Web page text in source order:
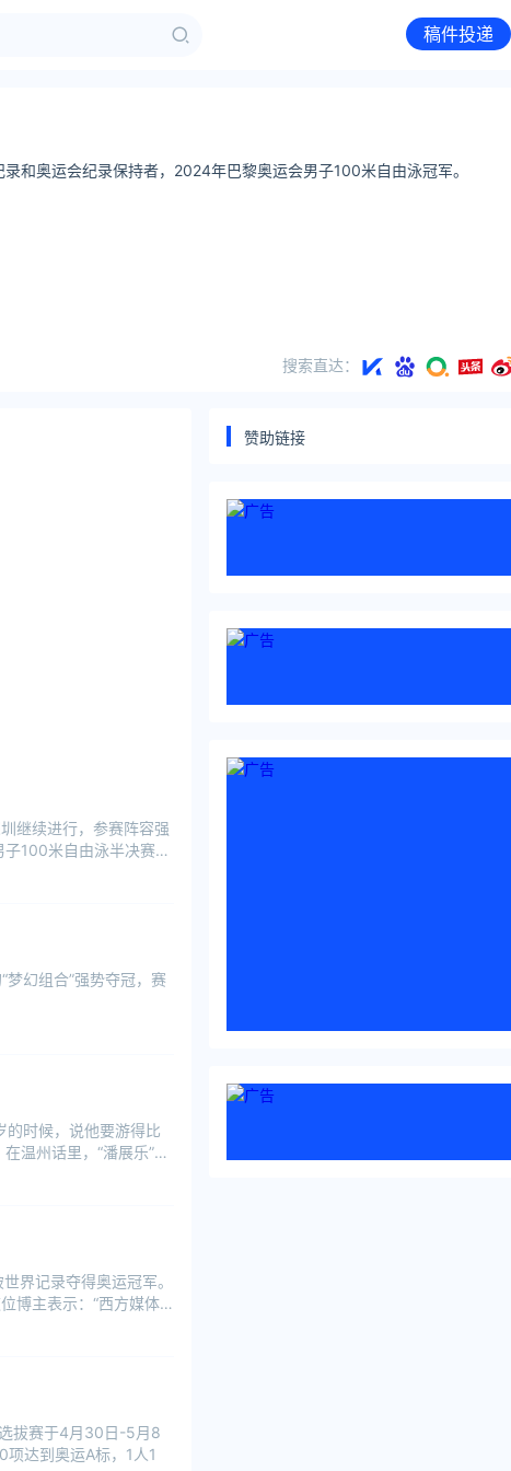
稿件投递
和奥运会纪录保持者，2024年巴黎奥运会男子100米自由泳冠军。
搜索直达：
继续进行，参赛阵容强
100米自由泳半决赛
幻组合”强势夺冠，赛
的时候，说他要游得比
温州话里，“潘展乐”的
界记录夺得奥运冠军。
博主表示：“西方媒体
拔赛于4月30日-5月8
达到奥运A标，1人1
赞助链接